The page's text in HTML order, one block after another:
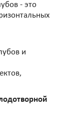
- это
и